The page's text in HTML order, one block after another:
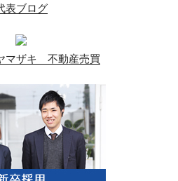
表ブログ
マザキ 不動産売買